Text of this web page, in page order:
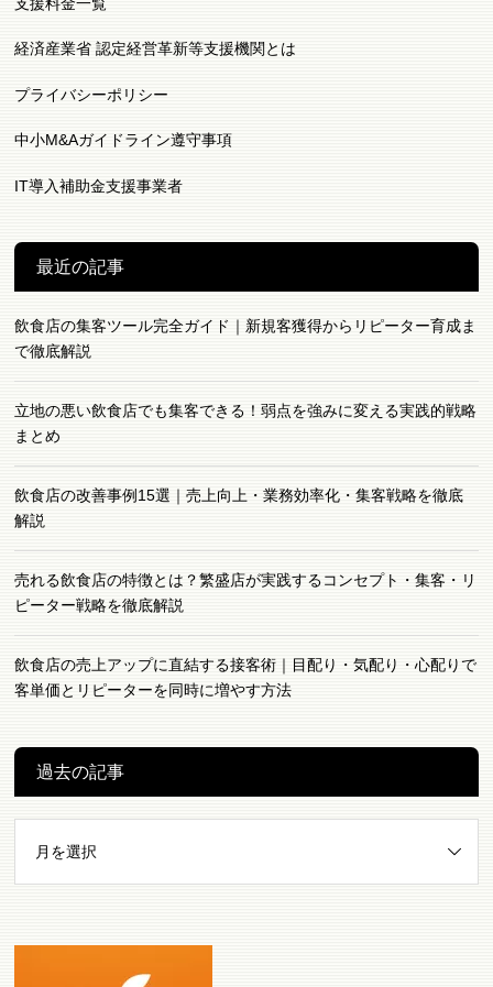
経済産業省 認定経営革新等支援機関とは
プライバシーポリシー
中小M&Aガイドライン遵守事項
IT導入補助金支援事業者
最近の記事
飲食店の集客ツール完全ガイド｜新規客獲得からリピーター育成ま
で徹底解説
立地の悪い飲食店でも集客できる！弱点を強みに変える実践的戦略
まとめ
飲食店の改善事例15選｜売上向上・業務効率化・集客戦略を徹底
解説
売れる飲食店の特徴とは？繁盛店が実践するコンセプト・集客・リ
ピーター戦略を徹底解説
飲食店の売上アップに直結する接客術｜目配り・気配り・心配りで
客単価とリピーターを同時に増やす方法
過去の記事